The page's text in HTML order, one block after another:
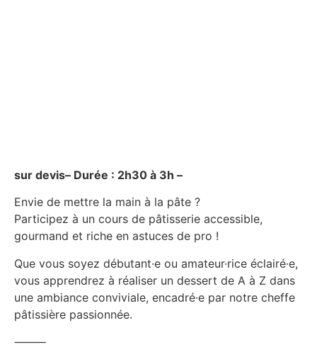
sur devis– Durée : 2h30 à 3h –
Envie de mettre la main à la pâte ?
Participez à un cours de pâtisserie accessible,
gourmand et riche en astuces de pro !
Que vous soyez débutant·e ou amateur·rice éclairé·e,
vous apprendrez à réaliser un dessert de A à Z dans
une ambiance conviviale, encadré·e par notre cheffe
pâtissière passionnée.
⸻